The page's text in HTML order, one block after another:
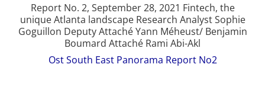
Report No. 2, September 28, 2021 Fintech, the
unique Atlanta landscape Research Analyst Sophie
Goguillon Deputy Attaché Yann Méheust/ Benjamin
Boumard Attaché Rami Abi-Akl
Ost South East Panorama Report No2